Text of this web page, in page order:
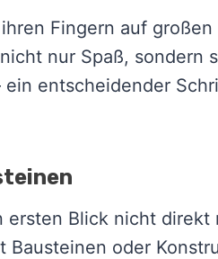
Fingern auf
nur Spaß, sondern
ein entscheidender
ersten Blick nicht direkt
Bausteinen oder